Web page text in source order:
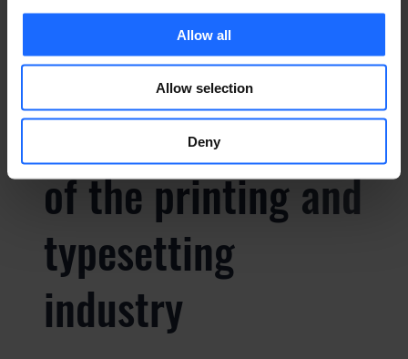
Allow all
Allow selection
Deny
Lorem Ipsum is
simply dummy text
of the printing and
typesetting
industry